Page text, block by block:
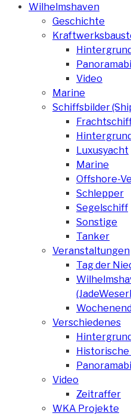
Wilhelmshaven
Geschichte
Video
Marine
Schiffsbilder
Luxusyacht
Marine
Offshore-
Schlepper
Segelschiff
Sonstige
Tanker
Veranstaltungen
Tag der
Verschiedenes
Video
Zeitraffer
WKA Projekte